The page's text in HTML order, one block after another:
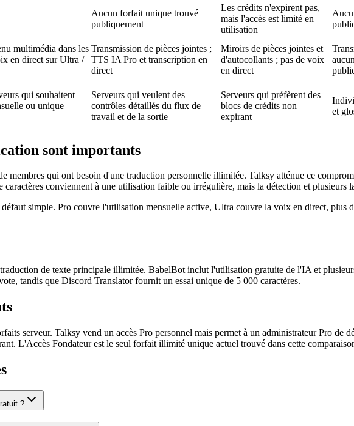
Aucun forfait unique trouvé
publiquement
Les crédits n'expirent pas,
mais l'accès est limité en
utilisation
multimédia dans les
en direct sur Ultra /
Transmission de pièces jointes ;
TTS IA Pro et transcription en
direct
Miroirs de pièces jointes et
d'autocollants ; pas de voix
en direct
qui souhaitent
ou unique
Serveurs qui veulent des
contrôles détaillés du flux de
travail et de la sortie
Serveurs qui préfèrent des
blocs de crédits non
expirant
et
sont importants
membres qui ont besoin d'une traduction personnelle illimitée. Talksy atténue ce
caractères conviennent à une utilisation faible ou irrégulière, mais la détection et plusieurs
simple. Pro couvre l'utilisation mensuelle active, Ultra couvre la voix en direct, plus
de texte principale illimitée. BabelBot inclut l'utilisation gratuite de l'IA et
tandis que Discord Translator fournit un essai unique de 5 000 caractères.
serveur. Talksy vend un accès Pro personnel mais permet à un administrateur Pro de
L'Accès Fondateur est le seul forfait illimité unique actuel trouvé dans cette
?